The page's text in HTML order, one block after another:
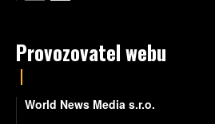
Provozovatel webu
World News Media s.r.o.